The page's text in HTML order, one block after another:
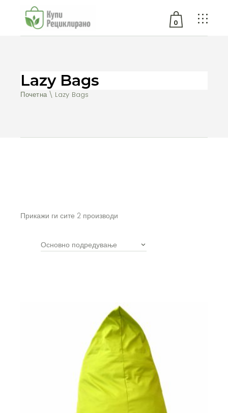
0
Lazy Bags
Почетна Lazy Bags
Прикажи ги сите 2 производи
Основно подредување